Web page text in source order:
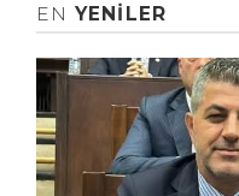
EN YENILER